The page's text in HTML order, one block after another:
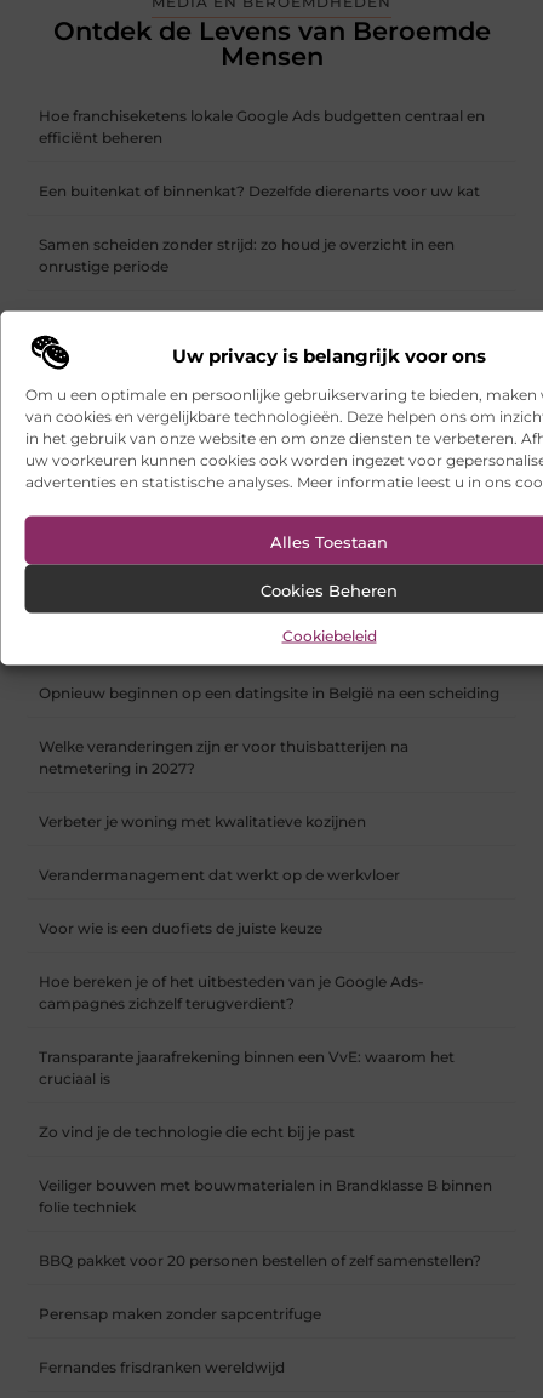
Uw privacy is belangrijk voor ons
Om u een optimale en persoonlijke gebruikservaring te bieden, maken
van cookies en vergelijkbare technologieën. Deze helpen ons om
in het gebruik van onze website en om onze diensten te verbeteren.
uw voorkeuren kunnen cookies ook worden ingezet voor
advertenties en statistische analyses. Meer informatie leest u in ons
Alles Toestaan
Cookies Beheren
Cookiebeleid
Ontdek de Levens van Beroemde
Mensen
Hoe franchiseketens lokale Google Ads budgetten centraal en
efficiënt beheren
Een buitenkat of binnenkat? Dezelfde dierenarts voor uw kat
Samen scheiden zonder strijd: zo houd je overzicht in een
onrustige periode
Ontdek het gemak van online vlees bestellen
Wielen kopen voor een soepel functionerende fotostudio
Uw kelder verbouwen met een duurzame gietvloer in Brabant
Een interieurmetamorfose met een vloerspecialist in Alkmaar
Hoe webshop SEO werkt en waarom het vanaf dag één telt
Koelkast en vriezer verhuizen doe je zo
Opnieuw beginnen op een datingsite in België na een scheiding
Welke veranderingen zijn er voor thuisbatterijen na
netmetering in 2027?
Verbeter je woning met kwalitatieve kozijnen
Verandermanagement dat werkt op de werkvloer
Voor wie is een duofiets de juiste keuze
Hoe bereken je of het uitbesteden van je Google Ads-
campagnes zichzelf terugverdient?
Transparante jaarafrekening binnen een VvE: waarom het
cruciaal is
Zo vind je de technologie die echt bij je past
Veiliger bouwen met bouwmaterialen in Brandklasse B binnen
folie techniek
BBQ pakket voor 20 personen bestellen of zelf samenstellen?
Perensap maken zonder sapcentrifuge
Fernandes frisdranken wereldwijd